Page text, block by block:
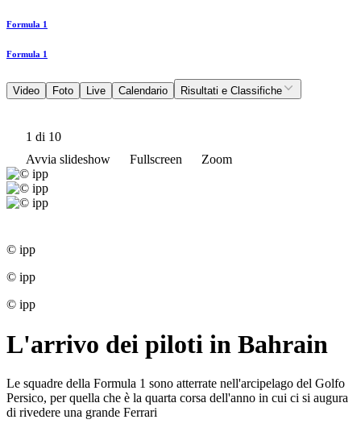
Formula 1
Formula 1
Video Foto Live Calendario Risultati e Classifiche
1 di 10
Avvia slideshow
Fullscreen Zoom
© ipp
© ipp
© ipp
L'arrivo dei piloti in Bahrain
Le squadre della Formula 1 sono atterrate nell'arcipelago del Golfo
Persico, per quella che è la quarta corsa dell'anno in cui ci si augura
di rivedere una grande Ferrari